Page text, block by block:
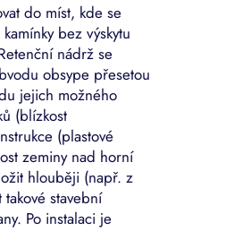
do míst, kde se
bez výskytu
nádrž se
obsype přesetou
jejich možného
(blízkost
(plastové
zeminy nad horní
hlouběji (např. z
stavební
Po instalaci je